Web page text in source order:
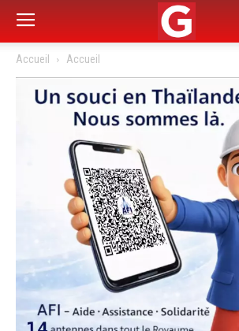
Accueil Accueil